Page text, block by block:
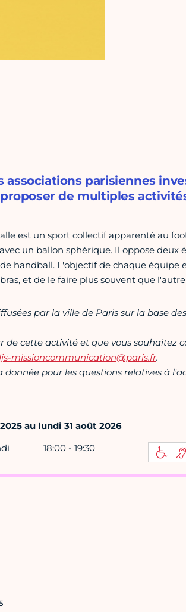
associations parisiennes
de multiples
est un sport collectif apparenté au
un ballon sphérique. Il oppose deux
handball. L'objectif de chaque équipe
et de le faire plus souvent que
par la ville de Paris sur la base
de cette activité et que vous souhaitez
missioncommunication@paris.fr.
donnée pour les questions relatives à
au lundi 31 août 2026
18:00 - 19:30